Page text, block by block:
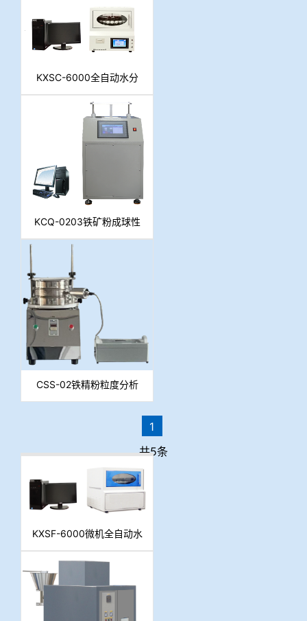
KXSC-6000全自动水分
分析仪
KCQ-0203铁矿粉成球性
检测系统
CSS-02铁精粉粒度分析
仪（超声波法（超声波
1
共5条
KXSF-6000微机全自动水
分测定仪